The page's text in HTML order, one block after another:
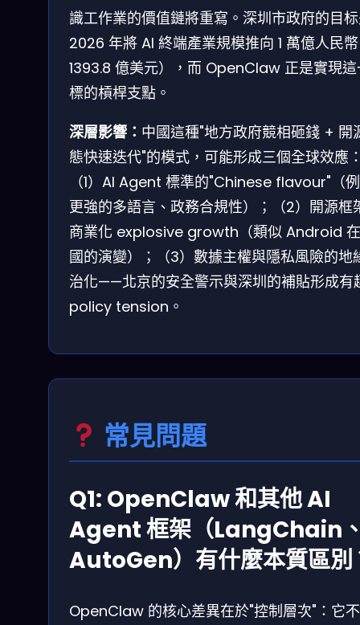
識工作業的價值鏈將重寫。深圳市政府的目
2026 年將 AI 終端產業規模推向 1 萬億人民
1393.8 億美元），而 OpenClaw 正是實現
標的槓桿支點。
深層影響： 中國這種"地方政府競相砸錢 + 開
態快速迭代"的模式，可能形成三個全球效應
（1）AI Agent 標準的"Chinese flavour"（
更強的多語言、政務合規性）；（2）開源框
商業化 explosive growth（類似 Android
國的演變）；（3）數據主權與隱私風險的地
治化——北京的安全警示與深圳的補貼形成有
policy tension。
常見問題
Q1: OpenClaw 和其他 AI
Agent 框架（LangChain
AutoGen）有什麼本質區別
OpenClaw 的核心差異在於"控制層次"：它